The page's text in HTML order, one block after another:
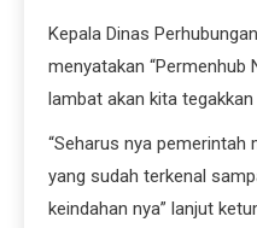
Kepala Dinas
menyatakan “Permenhub
lambat akan kita tegakkan
“Seharus nya pemerintah
yang sudah terkenal
keindahan nya” lanjut